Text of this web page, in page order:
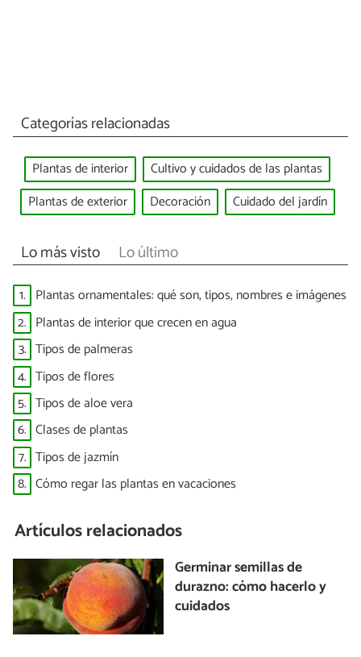
Categorías relacionadas
Plantas de interior
Cultivo y cuidados de las plantas
Plantas de exterior
Decoración Cuidado del jardín
Lo más visto Lo último
1. Plantas ornamentales: qué son, tipos, nombres e imágenes
2. Plantas de interior que crecen en agua
3. Tipos de palmeras
4. Tipos de flores
5. Tipos de aloe vera
6. Clases de plantas
7. Tipos de jazmín
8. Cómo regar las plantas en vacaciones
Artículos relacionados
Germinar semillas de
durazno: cómo hacerlo y
cuidados